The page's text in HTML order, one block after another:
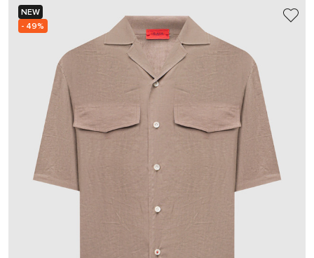
NEW
- 49%